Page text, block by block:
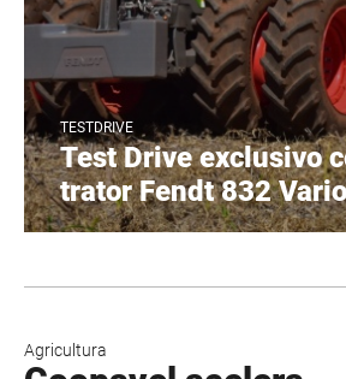
TESTDRIVE
Test Drive exclusivo
trator Fendt 832
Agricultura